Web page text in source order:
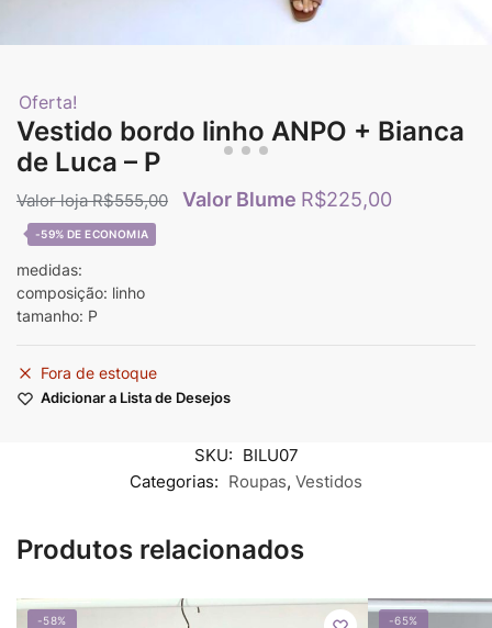
Oferta!
Vestido bordo linho ANPO + Bianca
de Luca – P
R$555,00 R$225,00
-59%
medidas:
composição: linho
tamanho: P
Fora de estoque
Adicionar a Lista de Desejos
SKU: BILU07
Categorias: Roupas, Vestidos
Produtos relacionados
-58% -65%